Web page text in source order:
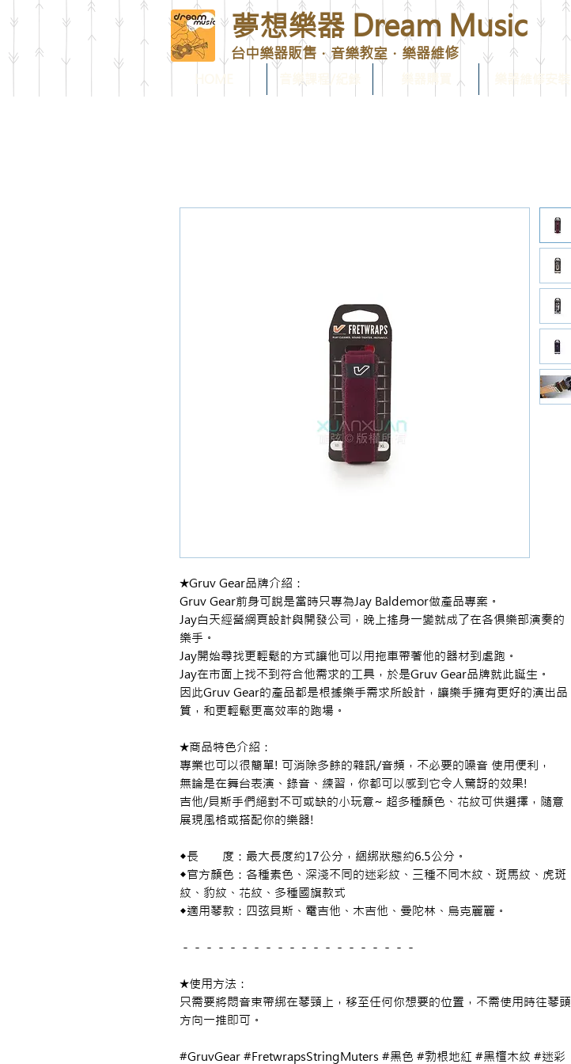
夢想樂器 Dream Music
台中樂器販售．音樂教室．樂器維修
音樂課程/紀錄 樂器購買 樂器維修安裝
★Gruv Gear品牌介紹：
Gruv Gear前身可說是當時只專為Jay Baldemor做產品專案。
Jay白天經營網頁設計與開發公司，晚上搖身一變就成了在各俱樂部演奏的
樂手。
Jay開始尋找更輕鬆的方式讓他可以用拖車帶著他的器材到處跑。
Jay在市面上找不到符合他需求的工具，於是Gruv Gear品牌就此誕生。
因此Gruv Gear的產品都是根據樂手需求所設計，讓樂手擁有更好的演出品
質，和更輕鬆更高效率的跑場。
★商品特色介紹：
專業也可以很簡單! 可消除多餘的雜訊/音頻，不必要的噪音 使用便利，
無論是在舞台表演、錄音、練習，你都可以感到它令人驚訝的效果!
吉他/貝斯手們絕對不可或缺的小玩意~ 超多種顏色、花紋可供選擇，隨意
展現風格或搭配你的樂器!
◆長 度：最大長度約17公分，綑綁狀態約6.5公分。
◆官方顏色：各種素色、深淺不同的迷彩紋、三種不同木紋、斑馬紋、虎斑
紋、豹紋、花紋、多種國旗款式
◆適用琴款：四弦貝斯、電吉他、木吉他、曼陀林、烏克麗麗。
－－－－－－－－－－－－－－－－－－－－
★使用方法：
只需要將悶音束帶綁在琴頸上，移至任何你想要的位置，不需使用時往琴頭
方向一推即可。
#GruvGear #FretwrapsStringMuters #黑色 #勃根地紅 #黑檀木紋 #迷彩